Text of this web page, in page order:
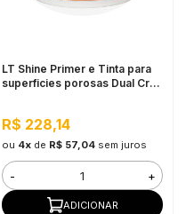
LT Shine Primer e Tinta para
superficies porosas Dual Cryl
R$ 228,14
ou 4xde R$ 57,04 sem juros
- +
ADICIONAR